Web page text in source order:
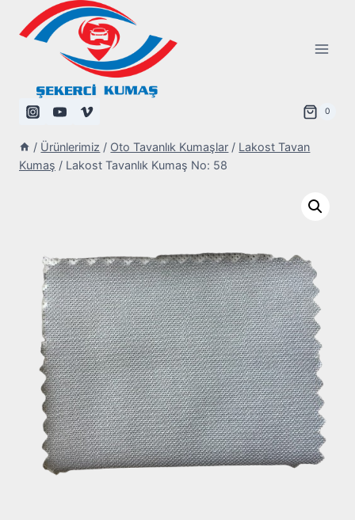
0
/ Ürünlerimiz / Oto Tavanlık Kumaşlar / Lakost Tavan
Kumaş / Lakost Tavanlık Kumaş No: 58